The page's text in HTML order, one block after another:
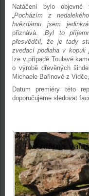
Natáčení bylo objevné
„Pocházím z
hvězdárnu jsem
přiznává. „Byl to
přesvědčil, že je tady
zvedací podlaha v kopuli
lze v případě Toulavé
o výrobě dřevěných
Michaele Bařinové z
Datum premiéry této
doporučujeme sledovat